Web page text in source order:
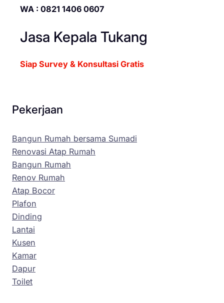
WA : 0821 1406 0607
Jasa Kepala Tukang
Siap Survey & Konsultasi Gratis
Pekerjaan
Bangun Rumah bersama Sumadi
Renovasi Atap Rumah
Bangun Rumah
Renov Rumah
Atap Bocor
Plafon
Dinding
Lantai
Kusen
Kamar
Dapur
Toilet